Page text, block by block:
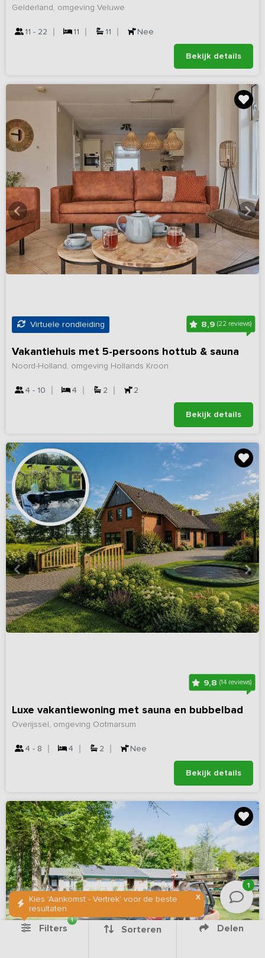
Gelderland, omgeving Veluwe
11 - 22 11 11 Nee
Bekijk details
Virtuele rondleiding 8,9 (22 reviews)
Vakantiehuis met 5-persoons hottub & sauna
Noord-Holland, omgeving Hollands Kroon
4 - 10 4 2 2
Bekijk details
9,8(14 reviews)
Luxe vakantiewoning met sauna en bubbelbad
Overijssel, omgeving Ootmarsum
4 - 8 4 2 Nee
Bekijk details
X
Kies 'Aankomst - Vertrek' voor de beste
resultaten
1
Filters
1
Sorteren Delen